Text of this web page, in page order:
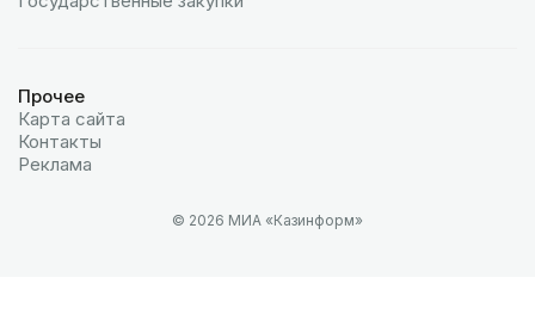
Прочее
Карта сайта
Контакты
Реклама
© 2026 МИА «Казинформ»